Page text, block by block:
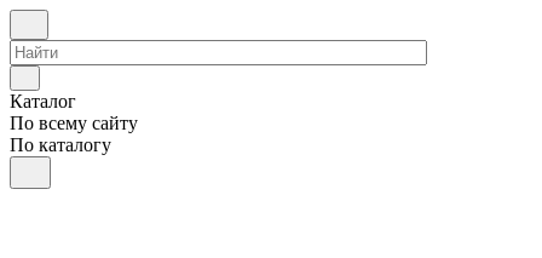
Каталог
По всему сайту
По каталогу